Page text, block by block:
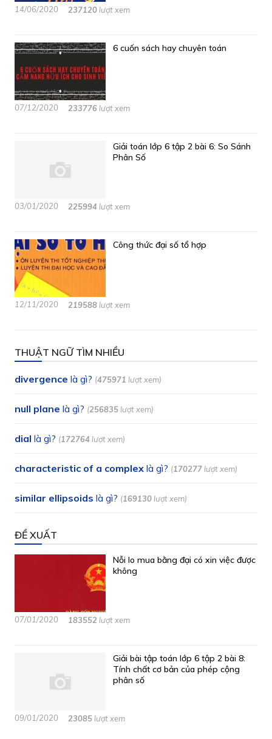
14/06/2020 237120 lượt xem
6 cuốn sách hay chuyên toán
07/12/2020 233776 lượt xem
Giải toán lớp 6 tập 2 bài 6: So Sánh
Phân Số
03/01/2020 225994 lượt xem
Công thức đại số tổ hợp
12/11/2020 219588 lượt xem
THUẬT NGỮ TÌM NHIỀU
divergence là gì? (475971 lượt xem)
null plane là gì? (256835 lượt xem)
dial là gì? (172764 lượt xem)
characteristic of a complex là gì? (170277 lượt xem)
similar ellipsoids là gì? (169130 lượt xem)
ĐỀ XUẤT
Nỗi lo mua bằng đại có xin việc được
không
07/01/2020 183552 lượt xem
Giải bài tập toán lớp 6 tập 2 bài 8:
Tính chất cơ bản của phép cộng
phân số
09/01/2020 23085 lượt xem